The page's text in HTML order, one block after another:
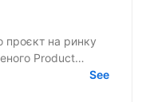
проєкт на ринку
Product
продукту,
See